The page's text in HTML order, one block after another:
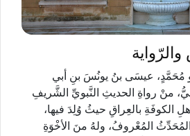
مُحَمَّدٍ، عيسَى بنُ يونُسَ بنِ أبي
منْ رواةِ الحديثِ النَّبويِّ الشَّريفِ
الكوفَةِ بالعِراقِ حيثُ وُلِدَ فيها،
المُعْروفُ، ولهُ منَ الأخْوَةِ